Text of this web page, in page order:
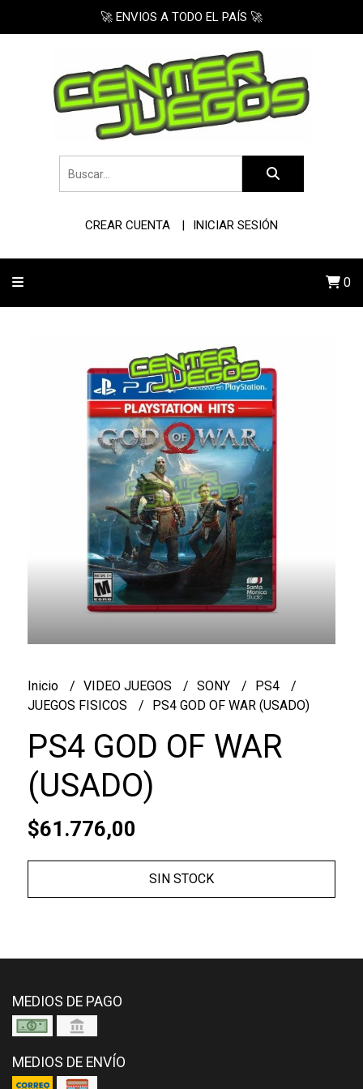
🚀 ENVIOS A TODO EL PAÍS 🚀
CREAR CUENTA INICIAR SESIÓN
0
Inicio VIDEO JUEGOS SONY
PS4
JUEGOS FISICOS
PS4 GOD OF WAR (USADO)
PS4 GOD OF WAR
(USADO)
$61.776,00
SIN STOCK
MEDIOS DE PAGO
MEDIOS DE ENVÍO